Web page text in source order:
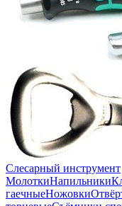
Слесарный инструмент
МолоткиНапильники
гаечныеНожовки